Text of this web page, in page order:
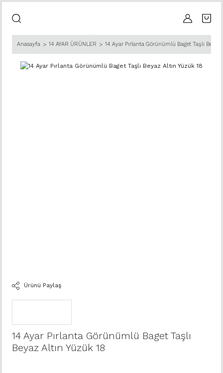
Anasayfa 14 AYAR ÜRÜNLER 14 Ayar Pırlanta Görünümlü Baget Taşlı Beyaz
Ürünü Paylaş
14 Ayar Pırlanta Görünümlü Baget Taşlı
Beyaz Altın Yüzük 18